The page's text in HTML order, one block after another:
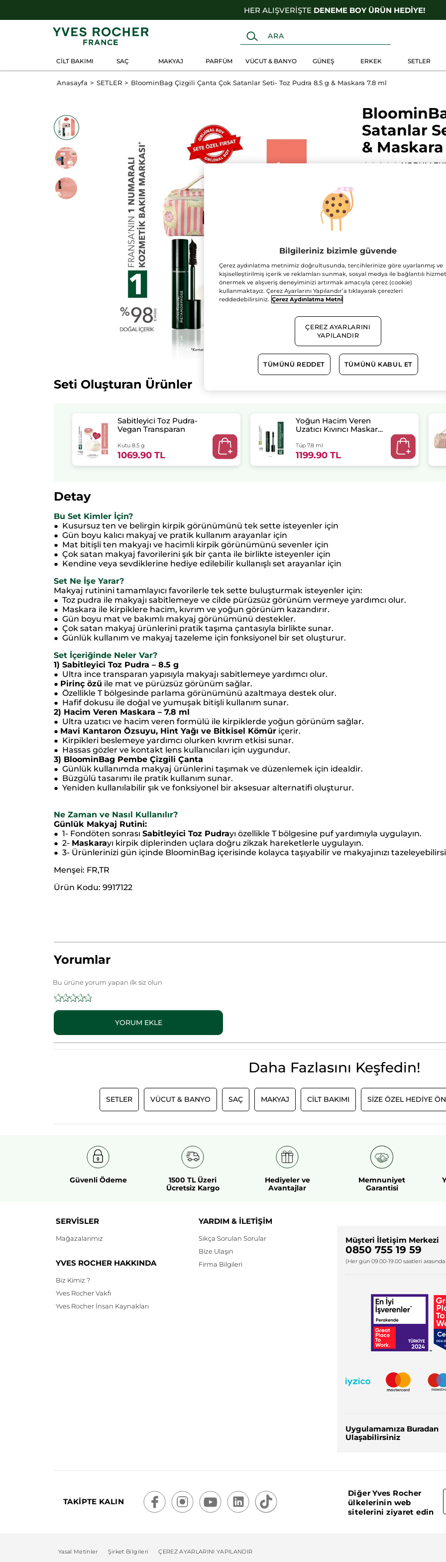
HER ALIŞVERİŞTE DENEME BOY ÜRÜN HEDİYE!
CİLT BAKIMI SAÇ MAKYAJ PARFÜM VÜCUT & BANYO GÜNEŞ ERKEK SETLER
Anasayfa SETLER BloominBag Çizgili Çanta Çok Satanlar Seti- Toz Pudra 8.5 g & Maskara 7.8 ml
Satanlar
&
★★★★★
★★★★★
Toz
8.5
Maskara
7.8
YORUM
Ücretsiz Kargo
Güvenli
Seti Oluşturan Ürünler
Sabitleyici Toz Pudra-
Vegan Transparan
Kutu 8.5 g
1069.90 TL
Yoğun Hacim Veren
Uzatıcı Kıvırıcı Maskara-
Tüp 7.8 ml
1199.90 TL
Detay
Bu Set Kimler İçin?
● Kusursuz ten ve belirgin kirpik görünümünü tek sette isteyenler için
● Gün boyu kalıcı makyaj ve pratik kullanım arayanlar için
● Mat bitişli ten makyajı ve hacimli kirpik görünümünü sevenler için
● Çok satan makyaj favorilerini şık bir çanta ile birlikte isteyenler için
● Kendine veya sevdiklerine hediye edilebilir kullanışlı set arayanlar için
Set Ne İşe Yarar?
Makyaj rutinini tamamlayıcı favorilerle tek sette buluşturmak isteyenler için:
● Toz pudra ile makyajı sabitlemeye ve cilde pürüzsüz görünüm vermeye yardımcı olur.
● Maskara ile kirpiklere hacim, kıvrım ve yoğun görünüm kazandırır.
● Gün boyu mat ve bakımlı makyaj görünümünü destekler.
● Çok satan makyaj ürünlerini pratik taşıma çantasıyla birlikte sunar.
● Günlük kullanım ve makyaj tazeleme için fonksiyonel bir set oluşturur.
Set İçeriğinde Neler Var?
1) Sabitleyici Toz Pudra – 8.5 g
● Ultra ince transparan yapısıyla makyajı sabitlemeye yardımcı olur.
● Pirinç özü ile mat ve pürüzsüz görünüm sağlar.
● Özellikle T bölgesinde parlama görünümünü azaltmaya destek olur.
● Hafif dokusu ile doğal ve yumuşak bitişli kullanım sunar.
2) Hacim Veren Maskara – 7.8 ml
● Ultra uzatıcı ve hacim veren formülü ile kirpiklerde yoğun görünüm sağlar.
● Mavi Kantaron Özsuyu, Hint Yağı ve Bitkisel Kömür içerir.
● Kirpikleri beslemeye yardımcı olurken kıvrım etkisi sunar.
● Hassas gözler ve kontakt lens kullanıcıları için uygundur.
3) BloominBag Pembe Çizgili Çanta
● Günlük kullanımda makyaj ürünlerini taşımak ve düzenlemek için idealdir.
● Büzgülü tasarımı ile pratik kullanım sunar.
● Yeniden kullanılabilir şık ve fonksiyonel bir aksesuar alternatifi oluşturur.
Ne Zaman ve Nasıl Kullanılır?
Günlük Makyaj Rutini:
● 1- Fondöten sonrası Sabitleyici Toz Pudrayı özellikle T bölgesine puf yardımıyla uygulayın.
● 2- Maskarayı kirpik diplerinden uçlara doğru zikzak hareketlerle uygulayın.
● 3- Ürünlerinizi gün içinde BloominBag içerisinde kolayca taşıyabilir ve makyajınızı
Menşei: FR,TR
Ürün Kodu: 9917122
Yorumlar
★★★★★
★★★★★
g
Değerlendirme
yok
Bu ürüne yorum yapan ilk siz olun
YORUM EKLE
Daha Fazlasını Keşfedin!
SETLER VÜCUT & BANYO SAÇ MAKYAJ CİLT BAKIMI SİZE ÖZEL HEDİYE
Güvenli Ödeme
1500 TL Üzeri
Ücretsiz Kargo
Hediyeler ve
Avantajlar
Memnuniyet
Garantisi
SERVİSLER
Mağazalarımız
YVES ROCHER HAKKINDA
Biz Kimiz ?
Yves Rocher Vakfı
Yves Rocher İnsan Kaynakları
YARDIM & İLETİŞİM
Sıkça Sorulan Sorular
Bize Ulaşın
Firma Bilgileri
Müşteri İletişim Merkezi
0850 755 19 59
(Her gün 09.00-19.00 saatleri
Uygulamamıza Buradan
Ulaşabilirsiniz
TAKİPTE KALIN
Diğer Yves Rocher
ülkelerinin web
sitelerini ziyaret edin
Yasal Metinler Şirket Bilgileri ÇEREZ AYARLARINI YAPILANDIR
Bilgileriniz bizimle güvende
Çerez aydınlatma metnimiz doğrultusunda, tercihlerinize göre uyarlanmış ve
kişiselleştirilmiş içerik ve reklamları sunmak, sosyal medya ile bağlantılı
önermek ve alışveriş deneyiminizi artırmak amacıyla çerez (cookie)
kullanmaktayız. Çerez Ayarlarını Yapılandır’a tıklayarak çerezleri
reddedebilirsiniz. Çerez Aydınlatma Metni
ÇEREZ AYARLARINI
YAPILANDIR
TÜMÜNÜ REDDET TÜMÜNÜ KABUL ET